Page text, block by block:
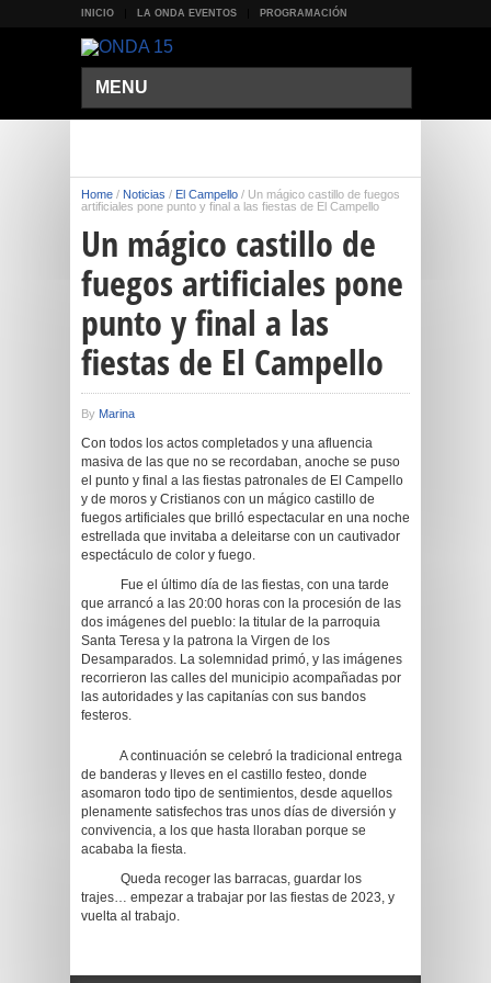
INICIO LA ONDA EVENTOS PROGRAMACIÓN
MENU
Home / Noticias / El Campello / Un mágico castillo de fuegos
artificiales pone punto y final a las fiestas de El Campello
Un mágico castillo de
fuegos artificiales pone
punto y final a las
fiestas de El Campello
By Marina
Con todos los actos completados y una afluencia
masiva de las que no se recordaban, anoche se puso
el punto y final a las fiestas patronales de El Campello
y de moros y Cristianos con un mágico castillo de
fuegos artificiales que brilló espectacular en una noche
estrellada que invitaba a deleitarse con un cautivador
espectáculo de color y fuego.
Fue el último día de las fiestas, con una tarde
que arrancó a las 20:00 horas con la procesión de las
dos imágenes del pueblo: la titular de la parroquia
Santa Teresa y la patrona la Virgen de los
Desamparados. La solemnidad primó, y las imágenes
recorrieron las calles del municipio acompañadas por
las autoridades y las capitanías con sus bandos
festeros.
A continuación se celebró la tradicional entrega
de banderas y lleves en el castillo festeo, donde
asomaron todo tipo de sentimientos, desde aquellos
plenamente satisfechos tras unos días de diversión y
convivencia, a los que hasta lloraban porque se
acababa la fiesta.
Queda recoger las barracas, guardar los
trajes… empezar a trabajar por las fiestas de 2023, y
vuelta al trabajo.